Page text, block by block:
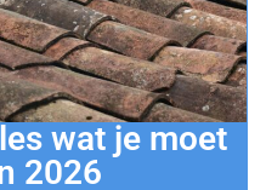
wat je moet
2026